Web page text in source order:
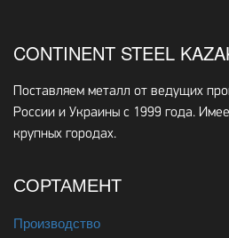
CONTINENT STEEL
Поставляем металл от ведущих
России и Украины с 1999 года.
крупных городах.
СОРТАМЕНТ
Производство